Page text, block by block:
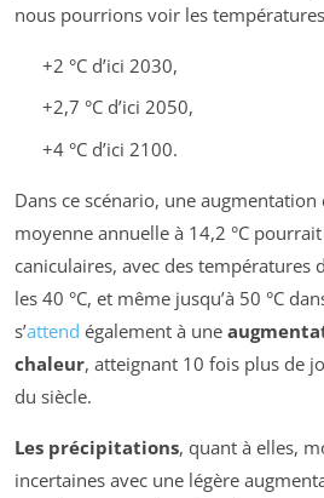
nous pourrions voir les températures
+2 °C d’ici 2030,
+2,7 °C d’ici 2050,
+4 °C d’ici 2100.
Dans ce scénario, une
moyenne annuelle à 14,2 °C
caniculaires, avec des températures
les 40 °C, et même jusqu’à 50 °C
s’attend également à une
chaleur, atteignant 10 fois plus de
du siècle.
Les précipitations, quant à elles,
incertaines avec une légère